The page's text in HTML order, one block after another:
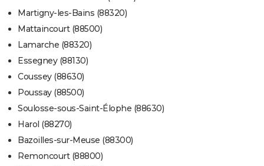
Martigny-les-Bains (88320)
Mattaincourt (88500)
Lamarche (88320)
Essegney (88130)
Coussey (88630)
Poussay (88500)
Soulosse-sous-Saint-Élophe (88630)
Harol (88270)
Bazoilles-sur-Meuse (88300)
Remoncourt (88800)